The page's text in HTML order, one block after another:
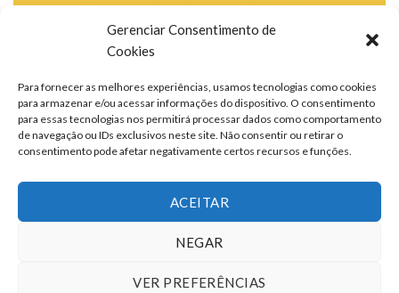
Gerenciar Consentimento de
Cookies
Para fornecer as melhores experiências, usamos tecnologias como cookies
para armazenar e/ou acessar informações do dispositivo. O consentimento
para essas tecnologias nos permitirá processar dados como comportamento
de navegação ou IDs exclusivos neste site. Não consentir ou retirar o
consentimento pode afetar negativamente certos recursos e funções.
ACEITAR
NEGAR
VER PREFERÊNCIAS